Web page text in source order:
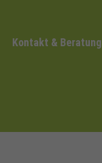
Kontakt & Beratung